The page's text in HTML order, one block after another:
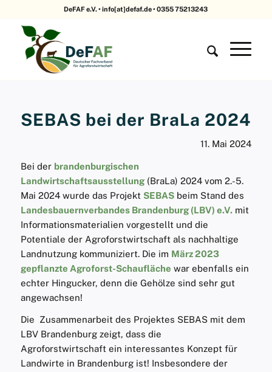
DeFAF e.V. • info[at]defaf.de • 0355 75213243
SEBAS bei der BraLa 2024
11. Mai 2024
Bei der brandenburgischen
Landwirtschaftsausstellung(BraLa) 2024 vom 2.-5.
Mai 2024 wurde das Projekt SEBASbeim Stand des
Landesbauernverbandes Brandenburg (LBV) e.V. mit
Informationsmaterialien vorgestellt und die
Potentiale der Agroforstwirtschaft als nachhaltige
Landnutzung kommuniziert. Die im März 2023
gepflanzte Agroforst-Schaufläche war ebenfalls ein
echter Hingucker, denn die Gehölze sind sehr gut
angewachsen!
Die Zusammenarbeit des Projektes SEBAS mit dem
LBV Brandenburg zeigt, dass die
Agroforstwirtschaft ein interessantes Konzept für
Landwirte in Brandenburg ist! Insbesondere der